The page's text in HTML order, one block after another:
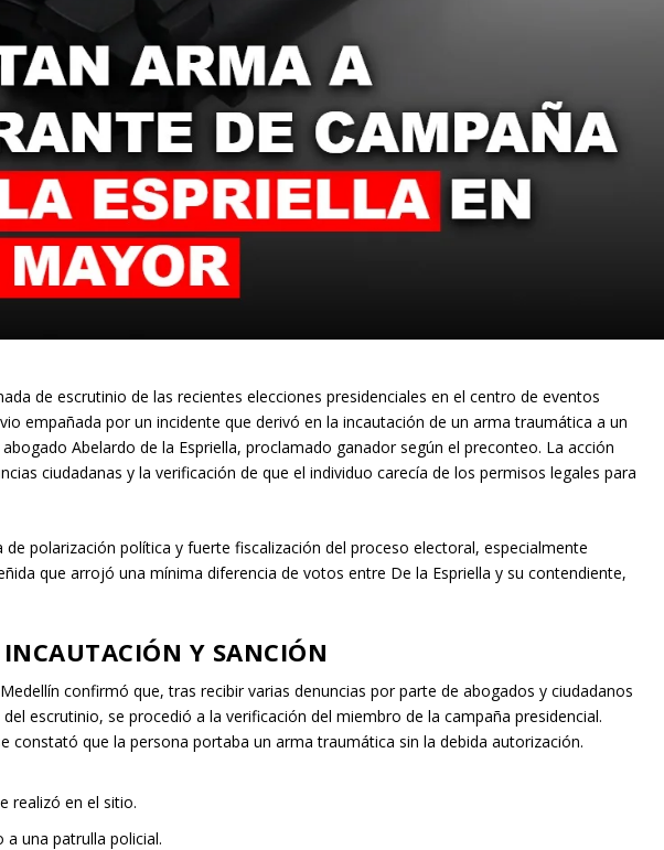
de escrutinio de las recientes elecciones presidenciales en el centro de eventos
empañada por un incidente que derivó en la incautación de un arma traumática a un
Abelardo de la Espriella, proclamado ganador según el preconteo. La acción
ciudadanas y la verificación de que el individuo carecía de los permisos legales para
de polarización política y fuerte fiscalización del proceso electoral, especialmente
que arrojó una mínima diferencia de votos entre De la Espriella y su contendiente,
INCAUTACIÓN Y SANCIÓN
confirmó que, tras recibir varias denuncias por parte de abogados y ciudadanos
escrutinio, se procedió a la verificación del miembro de la campaña presidencial.
constató que la persona portaba un arma traumática sin la debida autorización.
realizó en el sitio.
a una patrulla policial.